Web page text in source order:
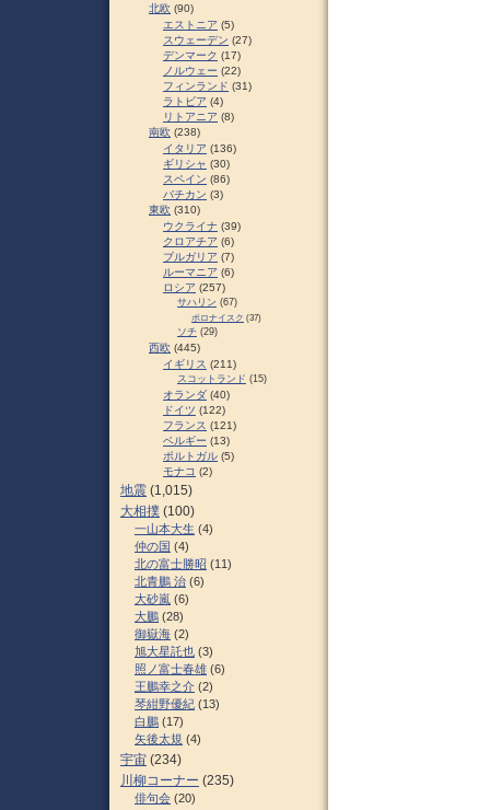
北欧 (90)
エストニア (5)
スウェーデン (27)
デンマーク (17)
ノルウェー (22)
フィンランド (31)
ラトビア (4)
リトアニア (8)
南欧 (238)
イタリア (136)
ギリシャ (30)
スペイン (86)
バチカン (3)
東欧 (310)
ウクライナ (39)
クロアチア (6)
ブルガリア (7)
ルーマニア (6)
ロシア (257)
サハリン (67)
ポロナイスク (37)
ソチ (29)
西欧 (445)
イギリス (211)
スコットランド (15)
オランダ (40)
ドイツ (122)
フランス (121)
ベルギー (13)
ポルトガル (5)
モナコ (2)
地震 (1,015)
大相撲 (100)
一山本大生 (4)
仲の国 (4)
北の富士勝昭 (11)
北青鵬 治 (6)
大砂嵐 (6)
大鵬 (28)
御嶽海 (2)
旭大星託也 (3)
照ノ富士春雄 (6)
王鵬幸之介 (2)
琴紺野優紀 (13)
白鵬 (17)
矢後太規 (4)
宇宙 (234)
川柳コーナー (235)
俳句会 (20)